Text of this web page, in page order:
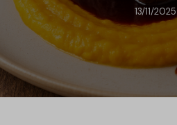
13/11/2025